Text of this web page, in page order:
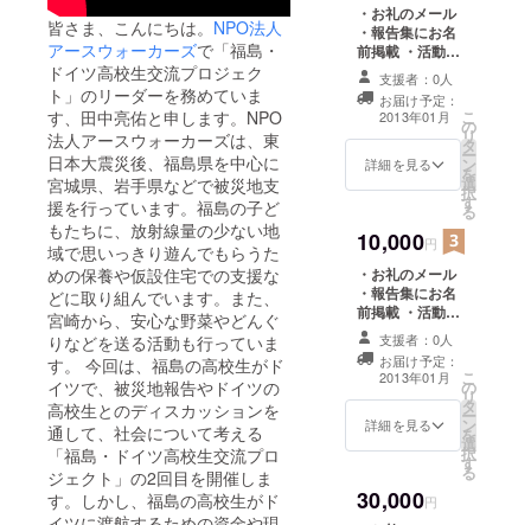
皆さま、こんにちは。 NPO法人
アースウォーカーズで「福島・
ドイツ高校生交流プロジェク
ト」のリーダーを務めていま
す、田中亮佑と申します。NPO
法人アースウォーカーズは、東
日本大震災後、福島県を中心に
宮城県、岩手県などで被災地支
援を行っています。福島の子ど
もたちに、放射線量の少ない地
域で思いっきり遊んでもらうた
めの保養や仮設住宅での支援な
どに取り組んでいます。また、
宮崎から、安心な野菜やどんぐ
りなどを送る活動も行っていま
す。 今回は、福島の高校生がド
イツで、被災地報告やドイツの
高校生とのディスカッションを
通して、社会について考える
「福島・ドイツ高校生交流プロ
ジェクト」の2回目を開催しま
す。しかし、福島の高校生がド
・お礼のメール
・報告集にお名
前掲載 ・活動を
まとめた報告集
・報告会のペア
招待券(2015年8
月、東京・福島
で開催予定) ・活
動をまとめた
支援者：0人
お届け予定：
2013年01月
詳細を見る
こ
の
リ
タ
ー
ン
を
選
択
す
る
10,000円
・お礼のメール
・報告集にお名
前掲載 ・活動を
まとめた報告集
・報告会のペア
招待券(2015年8
月、東京・福島
で開催予定) ・活
動をまとめた
支援者：0人
お届け予定：
2013年01月
詳細を見る
こ
の
リ
タ
ー
ン
を
選
択
す
る
30,000円